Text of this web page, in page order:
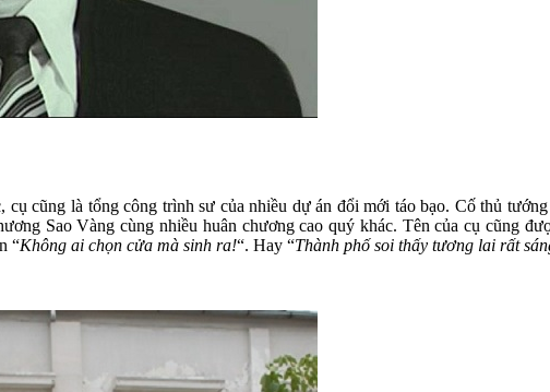
cũng là tổng công trình sư của nhiều dự án đổi mới táo bạo. Cố thủ
Sao Vàng cùng nhiều huân chương cao quý khác. Tên của cụ cũng
“Không ai chọn cửa mà sinh ra!“. Hay “Thành phố soi thấy tương lai rất